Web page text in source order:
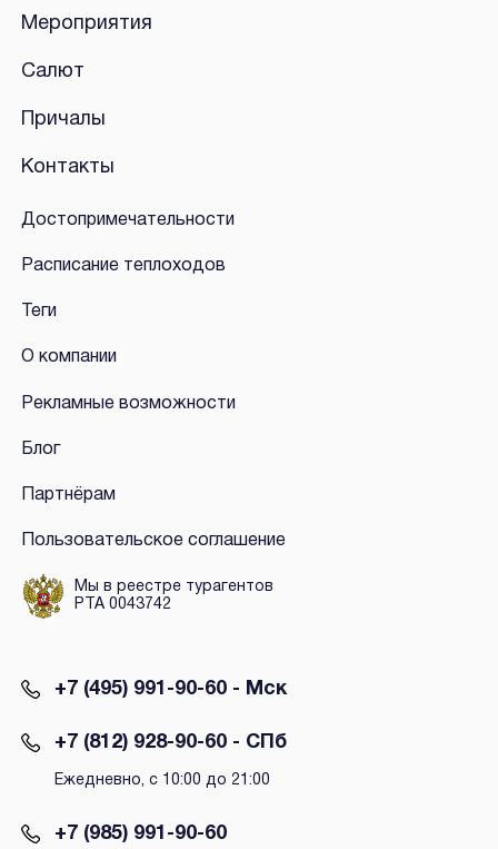
Мероприятия
Салют
Причалы
Контакты
Достопримечательности
Расписание теплоходов
Теги
О компании
Рекламные возможности
Блог
Партнёрам
Пользовательское соглашение
Мы в реестре турагентов
РТА 0043742
+7 (495) 991-90-60 - Мск
+7 (812) 928-90-60 - СПб
Ежедневно, с 10:00 до 21:00
+7 (985) 991-90-60